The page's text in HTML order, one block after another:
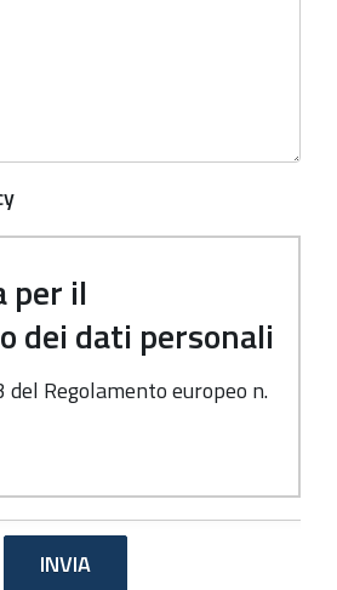
per il
dei dati personali
Regolamento europeo n.
Regolamento europeo n.
della Regione Emilia-